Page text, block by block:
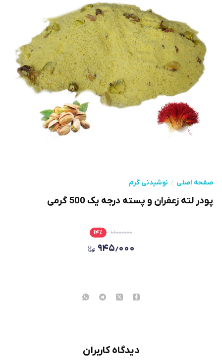
صفحه اصلی نوشیدنی گرم
پودر لته زعفران و پسته درجه یک 500 گرمی
۱٫۱۰۰٫۰۰۰ ۱۴٪
۹۴۵٫۰۰۰
دیدگاه کاربران